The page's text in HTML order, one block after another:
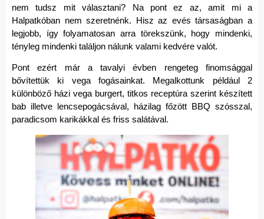
nem tudsz mit választani? Na pont ez az, amit mi a
Halpatkóban nem szeretnénk. Hisz az evés társaságban a
legjobb, így folyamatosan arra törekszünk, hogy mindenki,
tényleg mindenki találjon nálunk valami kedvére valót.
Pont ezért már a tavalyi évben rengeteg finomsággal
bővítettük ki vega fogásainkat. Megalkottunk például 2
különböző házi vega burgert, titkos receptúra szerint készített
bab illetve lencsepogácsával, házilag főzött BBQ szósszal,
paradicsom karikákkal és friss salátával.